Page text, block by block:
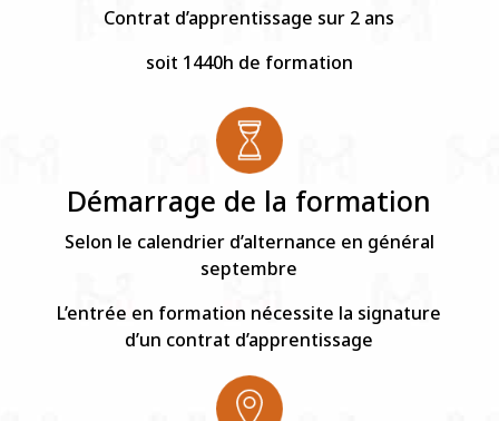
Contrat d’apprentissage sur 2 ans
soit 1440h de formation
Démarrage de la formation
Selon le calendrier d’alternance en général
septembre
L’entrée en formation nécessite la signature
d’un contrat d’apprentissage